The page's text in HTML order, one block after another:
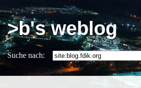
>b's weblog
Suche nach: